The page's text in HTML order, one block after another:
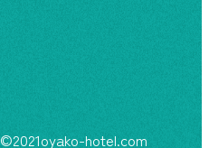
©︎2021oyako-hotel.com